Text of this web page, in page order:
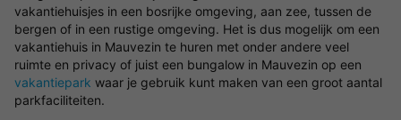
vakantiehuisjes in een bosrijke omgeving, aan zee, tussen de
bergen of in een rustige omgeving. Het is dus mogelijk om een
vakantiehuis in Mauvezin te huren met onder andere veel
ruimte en privacy of juist een bungalow in Mauvezin op een
vakantiepark waar je gebruik kunt maken van een groot aantal
parkfaciliteiten.